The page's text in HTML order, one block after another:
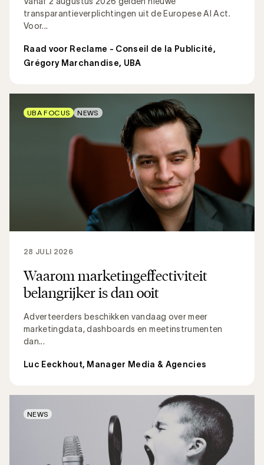
transparantieverplichtingen uit de Europese AI Act.
Voor...
Raad voor Reclame - Conseil de la Publicité,
Grégory Marchandise, UBA
Waarom marketingeffectiviteit
belangrijker is dan ooit
Adverteerders beschikken vandaag over meer
marketingdata, dashboards en meetinstrumenten
dan...
28 JULI 2026
Luc Eeckhout, Manager Media & Agencies
UBA FOCUS NEWS
NEWS